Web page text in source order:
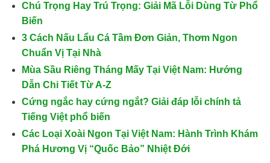
Chú Trọng Hay Trú Trọng: Giải Mã Lỗi Dùng Từ Phổ
Biến
3 Cách Nấu Lẩu Cá Tầm Đơn Giản, Thơm Ngon
Chuẩn Vị Tại Nhà
Mùa Sầu Riêng Tháng Mấy Tại Việt Nam: Hướng
Dẫn Chi Tiết Từ A-Z
Cứng ngắc hay cứng ngắt? Giải đáp lỗi chính tả
Tiếng Việt phổ biến
Các Loại Xoài Ngon Tại Việt Nam: Hành Trình Khám
Phá Hương Vị “Quốc Bảo” Nhiệt Đới